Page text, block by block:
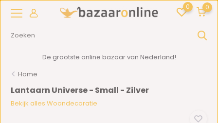
0 0
De grootste online bazaar van Nederland!
Home
Lantaarn Universe - Small - Zilver
Bekijk alles Woondecoratie